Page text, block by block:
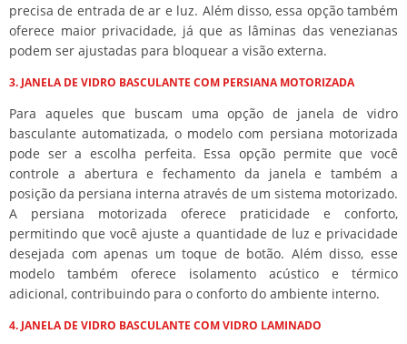
precisa de entrada de ar e luz. Além disso, essa opção também
oferece maior privacidade, já que as lâminas das venezianas
podem ser ajustadas para bloquear a visão externa.
3. JANELA DE VIDRO BASCULANTE COM PERSIANA MOTORIZADA
Para aqueles que buscam uma opção de janela de vidro
basculante automatizada, o modelo com persiana motorizada
pode ser a escolha perfeita. Essa opção permite que você
controle a abertura e fechamento da janela e também a
posição da persiana interna através de um sistema motorizado.
A persiana motorizada oferece praticidade e conforto,
permitindo que você ajuste a quantidade de luz e privacidade
desejada com apenas um toque de botão. Além disso, esse
modelo também oferece isolamento acústico e térmico
adicional, contribuindo para o conforto do ambiente interno.
4. JANELA DE VIDRO BASCULANTE COM VIDRO LAMINADO